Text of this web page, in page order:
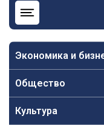
Экономика и
Общество
Культура